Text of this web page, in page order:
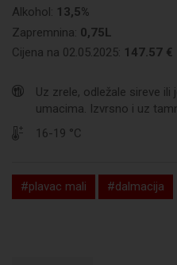
Alkohol: 13,5%
Zapremnina: 0,75L
Cijena na 02.05.2025: 147.57 €
Uz zrele, odležale sireve
umacima. Izvrsno i uz
16-19 °C
#plavac mali #dalmacija